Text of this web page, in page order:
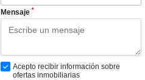
Mensaje *
Acepto recibir información sobre
ofertas inmobiliarias